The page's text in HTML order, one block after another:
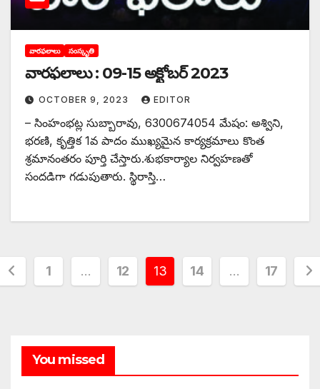
వారఫలాలు సంస్కృతి
వారఫలాలు : 09-15 అక్టోబర్ 2023
OCTOBER 9, 2023 EDITOR
– సింహంభట్ల సుబ్బారావు, 6300674054 మేషం: అశ్విని,
భరణి, కృత్తిక 1వ పాదం ముఖ్యమైన కార్యక్రమాలు కొంత
శ్రమానంతరం పూర్తి చేస్తారు.శుభకార్యాల నిర్వహణతో
సందడిగా గడుపుతారు. స్థిరాస్తి…
1 … 12 13 14 … 17
You missed